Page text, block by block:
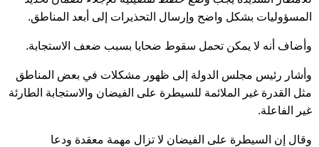
المسؤوليات بشكل واضح وإرسال التحذيرات إلى أبعد المناطق.
وأضاف أنه لا يمكن تحمل سقوط ضحايا بسبب ضعف الاستجابة.
وأشار رئيس مجلس الدولة إلى ظهور مشكلات في بعض المناطق
مثل القدرة غير الملائمة للسيطرة على الفيضان والاستجابة الطارئة
غير الفاعلة.
وقال إن السيطرة على الفيضان لا تزال مهمة معقدة ودعا